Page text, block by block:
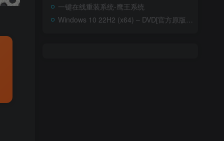
一键在线重装系统-鹰王系统
Windows 10 22H2 (x64) – DVD[官方原版ISO]-含家庭版